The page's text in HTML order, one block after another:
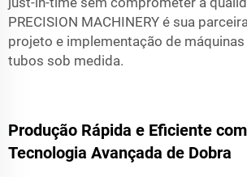
PRECISION MACHINERY é sua
projeto e implementação de
tubos sob medida.
Produção Rápida e Eficiente
Tecnologia Avançada de Dobra